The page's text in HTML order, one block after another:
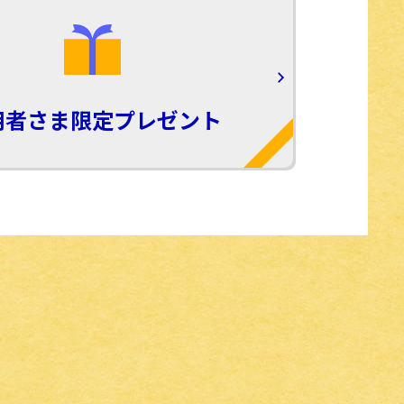
さま限定プレゼント